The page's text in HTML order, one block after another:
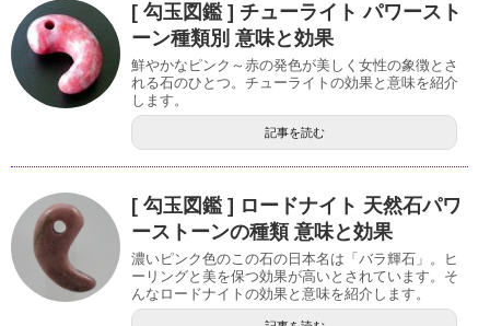
[ 勾玉図鑑 ] チューライト パワースト
ーン種類別 意味と効果
鮮やかなピンク～赤の発色が美しく女性の象徴とさ
れる石のひとつ。チューライトの効果と意味を紹介
します。
記事を読む
[ 勾玉図鑑 ] ロードナイト 天然石パワ
ーストーンの種類 意味と効果
濃いピンク色のこの石の日本名は「バラ輝石」。ヒ
ーリングと美を保つ効果が高いとされています。そ
んなロードナイトの効果と意味を紹介します。